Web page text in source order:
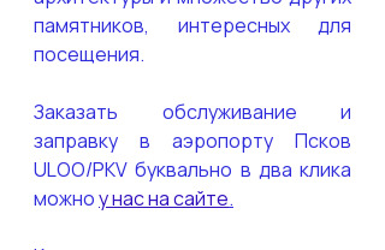
памятников, интересных для
посещения.
Заказать обслуживание и
заправку в аэропорту Псков
ULOO/PKV буквально в два клика
можно у нас на сайте.